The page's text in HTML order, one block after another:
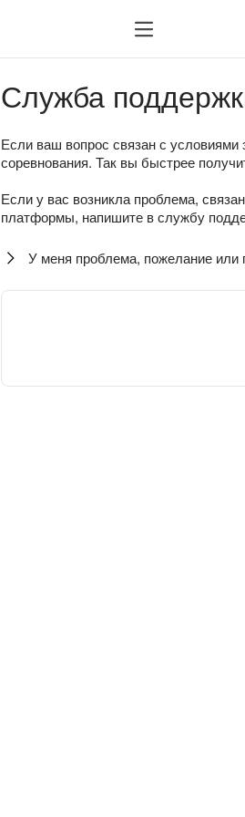
Служба
Если ваш вопрос связан с условиями
соревнования. Так вы быстрее
Если у вас возникла проблема,
платформы, напишите в службу
У меня проблема, пожелание или